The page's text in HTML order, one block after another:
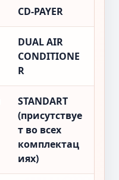
CD-PAYER
DUAL AIR
CONDITIONE
R
STANDART
(присутствуе
т во всех
комплектац
иях)